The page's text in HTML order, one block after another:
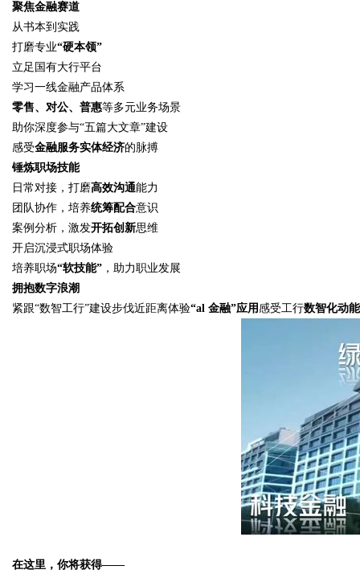
聚焦金融赛道
从书本到实践
打磨专业“硬本领”
立足国有大行平台
学习一线金融产品体系
零售、对公、普惠等多元业务场景
助你深度参与“五篇大文章”建设
感受金融服务实体经济的脉搏
锤炼职场技能
日常对接，打磨高效沟通能力
团队协作，培养统筹配合意识
案例分析，激发开拓创新思维
开启沉浸式职场体验
培养职场“软技能” ，助力职业发展
拥抱数字浪潮
紧跟“数智工行”建设步伐近距离体验“al 金融”应用感受工行数智化动能
在这里，你将获得——